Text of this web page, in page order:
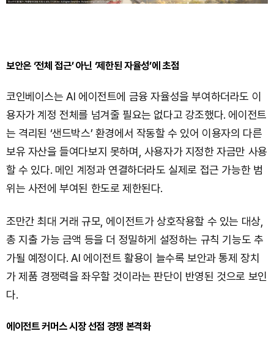
보안은 ‘전체 접근’ 아닌 ‘제한된 자율성’에 초점
코인베이스는 AI 에이전트에 금융 자율성을 부여하더라도 이
용자가 계정 전체를 넘겨줄 필요는 없다고 강조했다. 에이전트
는 격리된 ‘샌드박스’ 환경에서 작동할 수 있어 이용자의 다른
보유 자산을 들여다보지 못하며, 사용자가 지정한 자금만 사용
할 수 있다. 메인 계정과 연결하더라도 실제로 접근 가능한 범
위는 사전에 부여된 한도로 제한된다.
조만간 최대 거래 규모, 에이전트가 상호작용할 수 있는 대상,
총 지출 가능 금액 등을 더 정밀하게 설정하는 규칙 기능도 추
가될 예정이다. AI 에이전트 활용이 늘수록 보안과 통제 장치
가 제품 경쟁력을 좌우할 것이라는 판단이 반영된 것으로 보인
다.
에이전트 커머스 시장 선점 경쟁 본격화